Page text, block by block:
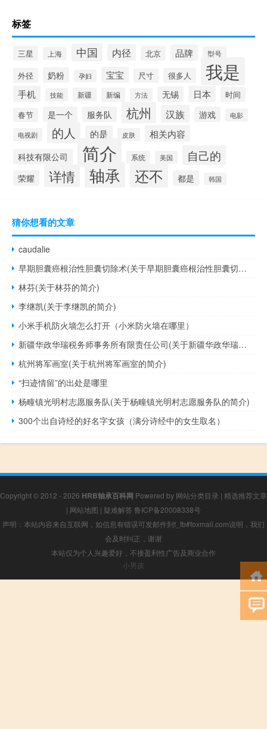
标签
三星 上海 中国 内径 北京 品牌 型号
外径 奶粉 孕妇 宝宝 尺寸 很多人 我是
手机 技能 新疆 新编 方法 无锡 日本 时间
春节 是一个 服务队 杭州 汉族 游戏 电影
电视剧 的人 的是 皮肤 相关内容
科技有限公司 简介 系统 美国 自己的
荣耀 详情 轴承 还不 都是 韩国
猜你想看的文章
caudalie
早期胆囊癌根治性胆囊切除术(关于早期胆囊癌根治性胆囊切除术的简介)
林芬(关于林芬的简介)
李继凯(关于李继凯的简介)
小米手机防火墙怎么打开（小米防火墙在哪里）
新疆华政华瑞税务师事务所有限责任公司(关于新疆华政华瑞税务师事务所有限责任公司的简介)
杭州将军画室(关于杭州将军画室的简介)
“扫迹情留”的出处是哪里
杨疃镇光明村志愿服务队(关于杨疃镇光明村志愿服务队的简介)
300个出自诗经的好名字女孩（满分诗经中的女生取名）
Copyright © 2012 - 2026 HRB轴承百科网 Powered by 网站分类目录 | 精选推荐文章
| 网站地图 | 疑难解答 鲁ICP备20008338号
声明：本站内容来自互联网，如信息有错误可发邮件到f_fb#foxmail.com说明，我们
会及时纠正，谢谢
本站仅为个人兴趣爱好，不接盈利性广告及商业合作
小男孩